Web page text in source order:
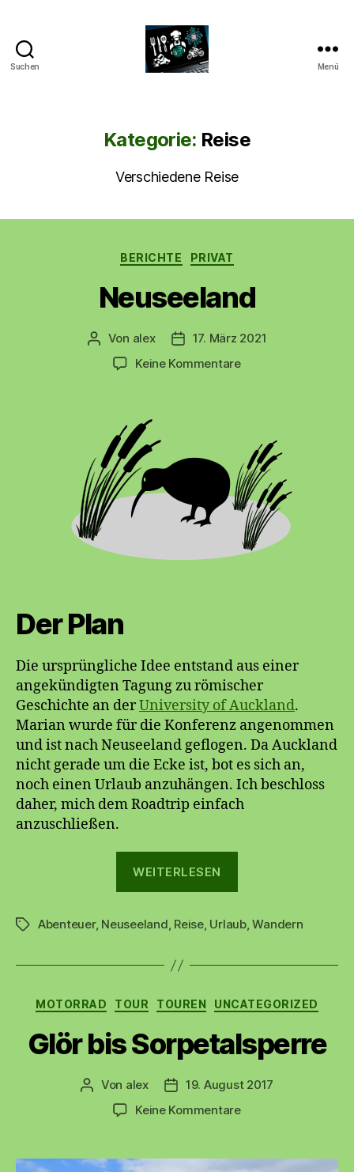
Suchen Menü
Kategorie: Reise
Verschiedene Reise
Kategorien
BERICHTE PRIVAT
Neuseeland
Beitragsautor
Von alex Beitragsdatum
17. März 2021
Keine Kommentarezu
Der Plan
Die ursprüngliche Idee entstand aus einer
angekündigten Tagung zu römischer
Geschichte an derUniversity of Auckland.
Marian wurde für die Konferenz angenommen
und ist nach Neuseeland geflogen. Da Auckland
nicht gerade um die Ecke ist, bot es sich an,
noch einen Urlaub anzuhängen. Ich beschloss
daher, mich dem Roadtrip einfach
anzuschließen.
WEITERLESEN
Schlagwörter
Abenteuer, Neuseeland, Reise, Urlaub,Wandern
Kategorien
MOTORRAD TOUR TOUREN UNCATEGORIZED
Glör bis Sorpetalsperre
Beitragsautor
Von alex Beitragsdatum
19. August 2017
Keine Kommentarezu
Sorpetalsperre